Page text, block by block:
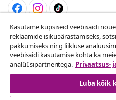
Lepingust taganemine
Esita oma tellimuse kohta
Lepingust
Kasutame küpsiseid veebisaidi
reklaamide isikupärastamiseks,
pakkumiseks ning liikluse
veebisaidi kasutamise kohta ka
analüüsipartneritega. Privaatsus-
Luba kõik